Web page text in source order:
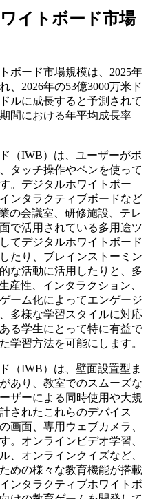
イトボード市場
ボード市場規模は、2025年
、2026年の53億3000万米ド
ルに成長すると予測されて
間における年平均成長率
（IWB）は、ユーザーがボ
タッチ操作やペンを使って
。デジタルホワイトボー
ンタラクティブボードなど
の会議室、研修施設、テレ
で活用されている多用途ツ
てデジタルホワイトボード
たり、ブレインストーミン
な活動に活用したりと、多
産性、インタラクション、
ーム化によってエンゲージ
多様な学習スタイルに対応
る学生にとって特に有益で
学習方法を可能にします。
（IWB）は、壁面設置型ま
あり、教室でのスムーズな
ザーによる同時使用や大規
されたこれらのデバイス
画面、専用ウェブカメラ、
。オンラインビデオ学習、
、オンラインクイズなど、
めの様々な教育機能が搭載
ンタラクティブホワイトボ